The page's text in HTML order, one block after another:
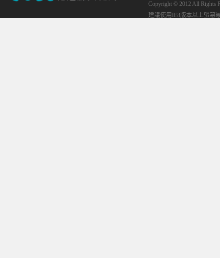
Copyright © 2012 All Rights
建議使用IE8版本以上螢幕